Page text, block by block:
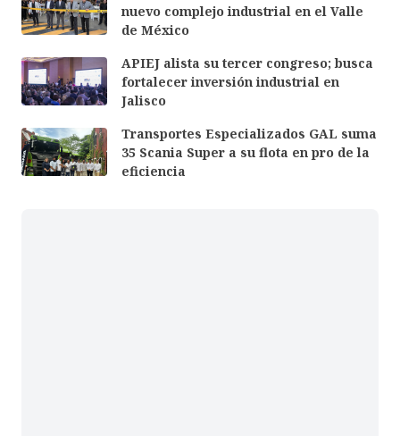
nuevo complejo industrial en el Valle
de México
APIEJ alista su tercer congreso; busca
fortalecer inversión industrial en
Jalisco
Transportes Especializados GAL suma
35 Scania Super a su flota en pro de la
eficiencia